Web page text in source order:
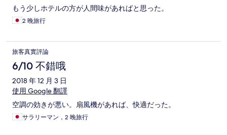
もう少しホテルの方が人間味があればと思った。
2 晚旅行
旅客真實評論
6/10 不錯哦
2018 年 12 月 3 日
使用 Google 翻譯
空調の効きが悪い。扇風機があれば、快適だった。
サラリーマン，2 晚旅行